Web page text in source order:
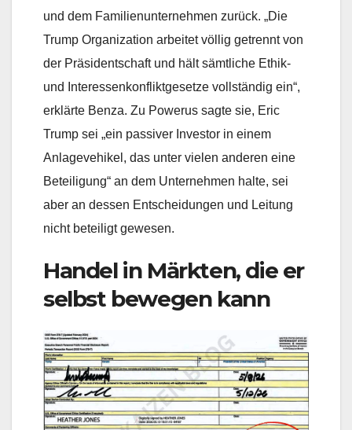
und dem Familienunternehmen zurück. „Die
Trump Organization arbeitet völlig getrennt von
der Präsidentschaft und hält sämtliche Ethik-
und Interessenkonfliktgesetze vollständig ein“,
erklärte Benza. Zu Powerus sagte sie, Eric
Trump sei „ein passiver Investor in einem
Anlagevehikel, das unter vielen anderen eine
Beteiligung“ an dem Unternehmen halte, sei
aber an dessen Entscheidungen und Leitung
nicht beteiligt gewesen.
Handel in Märkten, die er
selbst bewegen kann